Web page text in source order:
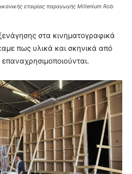
εταιρίας παραγωγής Millenium Rob
στα κινηματογραφικά
πως υλικά και σκηνικά από